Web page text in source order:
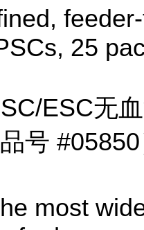
25
ESC无
号
most